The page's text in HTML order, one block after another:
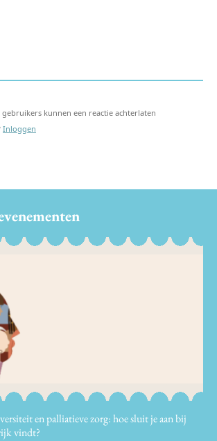
kunnen een reactie achterlaten
Inloggen
en palliatieve zorg: hoe sluit je aan bij
vindt?